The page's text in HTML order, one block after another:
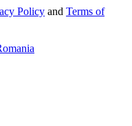
Policy and Terms of